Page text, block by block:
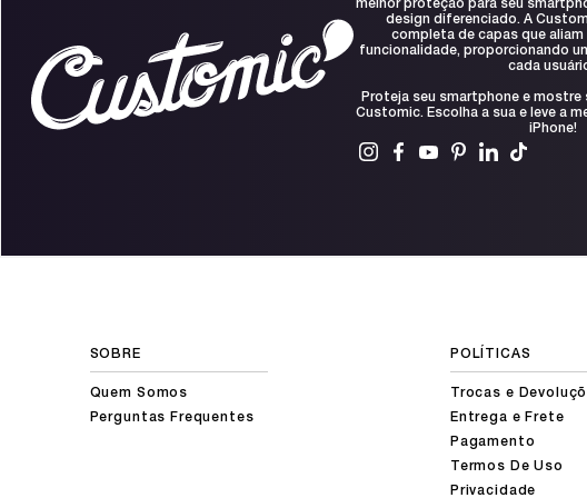
melhor proteção para seu
design diferenciado. A
completa de capas que
funcionalidade, proporcionando
cada
Proteja seu smartphone e
Customic. Escolha a sua e leve a
iPhone!
SOBRE
Quem Somos
Perguntas Frequentes
POLÍTICAS
Trocas e
Entrega e Frete
Pagamento
Termos De Uso
Privacidade